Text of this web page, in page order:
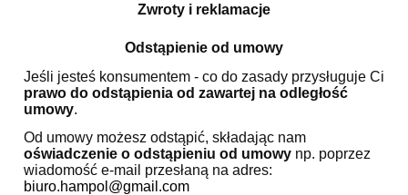
Zwroty i reklamacje
Odstąpienie od umowy
Jeśli jesteś konsumentem - co do zasady przysługuje Ci
prawo do odstąpienia od zawartej na odległość
umowy.
Od umowy możesz odstąpić, składając nam
oświadczenie o odstąpieniu od umowy np. poprzez
wiadomość e-mail przesłaną na adres:
biuro.hampol@gmail.com